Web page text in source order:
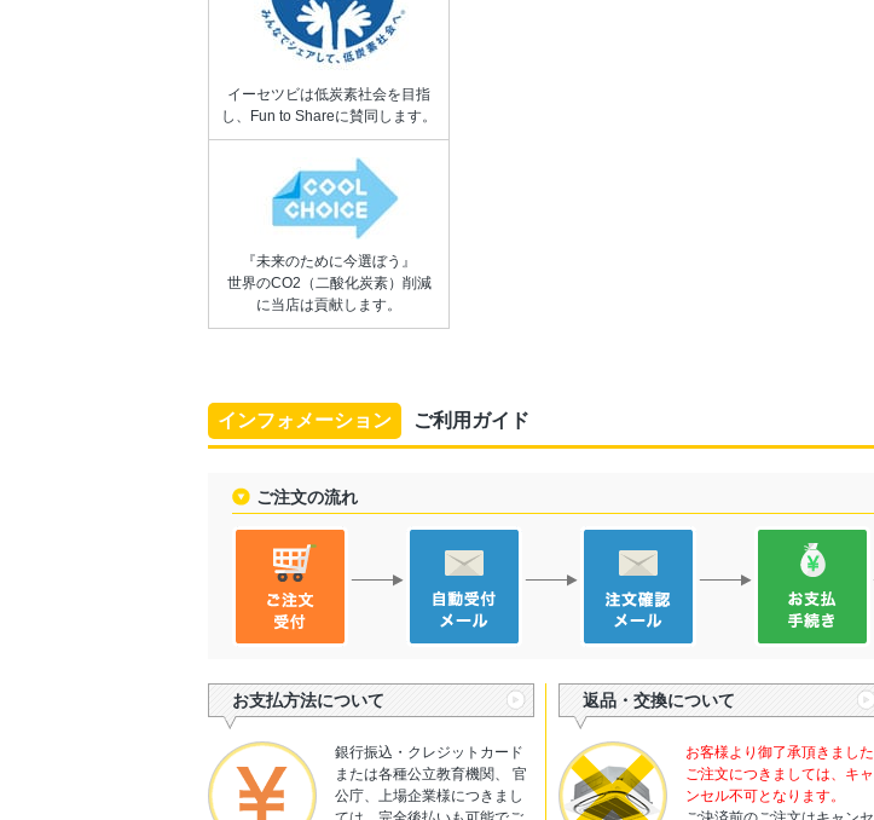
イーセツビは低炭素社会を目指
し、Fun to Shareに賛同します。
『未来のために今選ぼう』
世界のCO2（二酸化炭素）削減
に当店は貢献します。
インフォメーション ご利用ガイド
ご注文の流れ
お支払方法について
銀行振込・クレジットカード
または各種公立教育機関、 官
公庁、上場企業様につきまし
返品・交換について
お客様より御了承頂きました
ご注文につきましては、キャ
ンセル不可となります。